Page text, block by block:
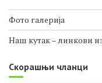
Фото галерија
Наш кутак – линкови
Скорашњи чланци